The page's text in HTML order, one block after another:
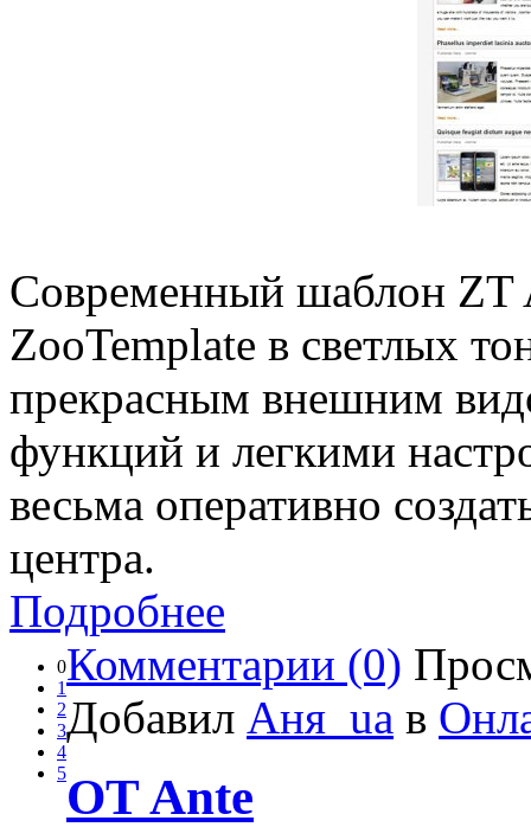
Современный шаблон ZT
ZooTemplate в светлых
прекрасным внешним
функций и легкими
весьма оперативно
центра.
Подробнее
0
1
2
3
4
5
Комментарии (0)
Добавил Аня_ua в
OT Ante